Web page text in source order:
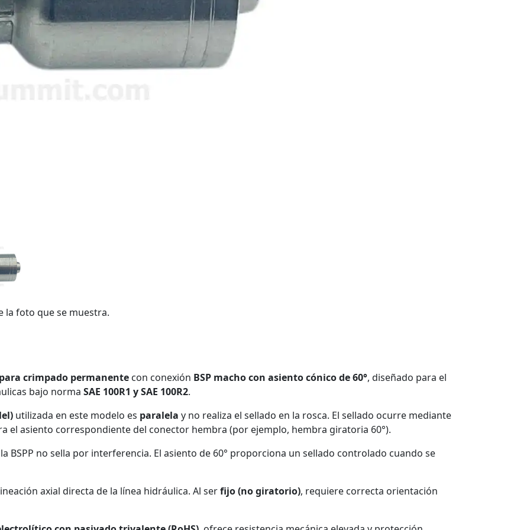
la foto que se muestra.
crimpado permanente con conexión BSP macho con asiento cónico de 60°, diseñado para el
bajo norma SAE 100R1 y SAE 100R2.
utilizada en este modelo es paralela y no realiza el sellado en la rosca. El sellado ocurre mediante
el asiento correspondiente del conector hembra (por ejemplo, hembra giratoria 60°).
BSPP no sella por interferencia. El asiento de 60° proporciona un sellado controlado cuando se
axial directa de la línea hidráulica. Al serfijo (no giratorio), requiere correcta orientación